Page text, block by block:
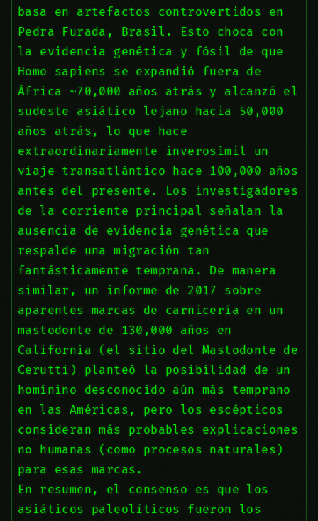
basa en artefactos controvertidos en
Pedra Furada, Brasil. Esto choca con
la evidencia genética y fósil de que
Homo sapiens se expandió fuera de
África ~70,000 años atrás y alcanzó el
sudeste asiático lejano hacia 50,000
años atrás, lo que hace
extraordinariamente inverosímil un
viaje transatlántico hace 100,000 años
antes del presente. Los investigadores
de la corriente principal señalan la
ausencia de evidencia genética que
respalde una migración tan
fantásticamente temprana. De manera
similar, un informe de 2017 sobre
aparentes marcas de carnicería en un
mastodonte de 130,000 años en
California (el sitio del Mastodonte de
Cerutti) planteó la posibilidad de un
homínino desconocido aún más temprano
en las Américas, pero los escépticos
consideran más probables explicaciones
no humanas (como procesos naturales)
para esas marcas.
En resumen, el consenso es que los
asiáticos paleolíticos fueron los